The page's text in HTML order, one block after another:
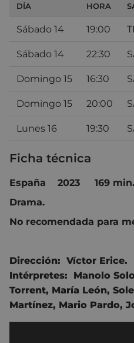
DÍA HORA
Sábado 14 19:00
Sábado 14 22:30
Domingo 15 16:30
Domingo 15 20:00
Lunes 16 19:30
Ficha técnica
España 2023 169 min.
Drama.
No recomendada para
Dirección: Víctor Erice.
Intérpretes:
Manolo
Torrent, María León,
Martínez, Mario Pardo,